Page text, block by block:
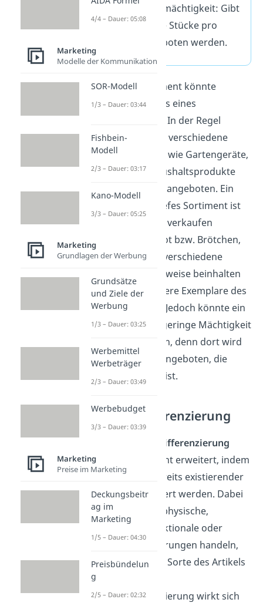
Sortimentsmächtigkeit: Gibt
an, wie viele Stücke pro
Sorte angeboten werden.
Ein breites Sortiment könnte
beispielsweise das eines
Baumarktes sein. In der Regel
werden dort viele verschiedene
Produktgruppen, wie Gartengeräte,
Beleuchtung, Haushaltsprodukte
oder Werkzeuge, angeboten. Ein
Beispiel für ein tiefes Sortiment ist
eine Bäckerei. Sie verkaufen
hauptsächlich Brot bzw. Brötchen,
davon aber viele verschiedene
Sorten. Normalerweise beinhalten
Sortimente mehrere Exemplare des
selben Produkts. Jedoch könnte ein
Beispiel für eine geringe Mächtigkeit
ein Flohmarkt sein, denn dort wird
Gebrauchtware angeboten, die
oftmals einmalig ist.
Produktdifferenzierung
Produktdifferenzierung
wird das Sortiment erweitert, indem
die Merkmale bereits existierender
Produkte verändert werden. Dabei
kann es sich um physische,
symbolische, funktionale oder
ästhetische Änderungen handeln,
sodass eine neue Sorte des Artikels
entsteht. Die
Produktdifferenzierung wirkt sich
4/4 – Dauer: 05:08
Marketing
Modelle der Kommunikation
SOR-Modell
1/3 – Dauer: 03:44
Fishbein-
Modell
2/3 – Dauer: 03:17
Kano-Modell
3/3 – Dauer: 05:25
Marketing
Grundlagen der Werbung
Grundsätze
und Ziele der
Werbung
1/3 – Dauer: 03:25
Werbemittel
Werbeträger
2/3 – Dauer: 03:49
Werbebudget
3/3 – Dauer: 03:39
Marketing
Preise im Marketing
Deckungsbeitr
ag im
Marketing
1/5 – Dauer: 04:30
Preisbündelun
g
2/5 – Dauer: 02:32